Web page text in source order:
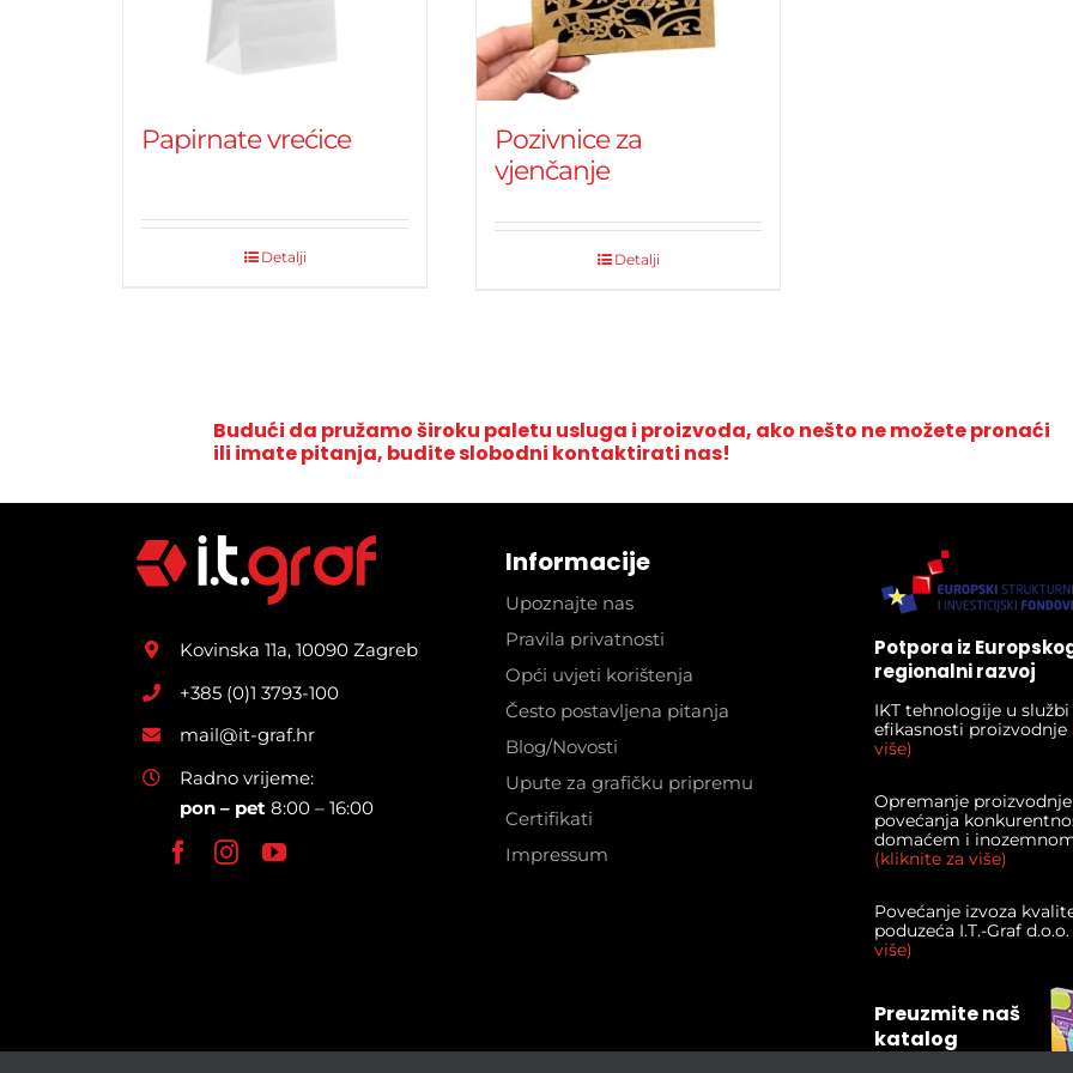
Papirnate vrećice
Detalji
Pozivnice za
vjenčanje
Detalji
Budući da pružamo široku paletu usluga i proizvoda, ako nešto ne možete pronaći
ili imate pitanja, budite slobodni kontaktirati nas!
Kovinska 11a, 10090 Zagreb
+385 (0)1 3793-100
mail@it-graf.hr
Radno vrijeme:
pon – pet 8:00 – 16:00
Informacije
Upoznajte nas
Pravila privatnosti
Opći uvjeti korištenja
Često postavljena pitanja
Blog/Novosti
Upute za grafičku pripremu
Certifikati
Impressum
Potpora iz
regionalni razvoj
IKT tehnologije u
efikasnosti proizvodnje
više)
Opremanje
povećanja
domaćem i
(kliknite za više)
Povećanje izvoza
poduzeća I.T.-Graf d.o.o.
više)
Preuzmite naš
katalog